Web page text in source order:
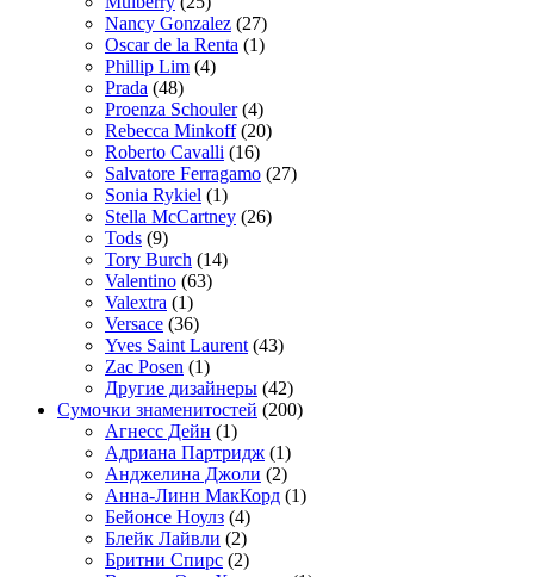
Nancy Gonzalez (27)
Oscar de la Renta (1)
Phillip Lim (4)
Prada (48)
Proenza Schouler(4)
Rebecca Minkoff(20)
Roberto Cavalli (16)
Salvatore Ferragamo (27)
Sonia Rykiel (1)
Stella McCartney (26)
Tods (9)
Tory Burch (14)
Valentino (63)
Valextra (1)
Versace (36)
Yves Saint Laurent (43)
Zac Posen (1)
Другие дизайнеры (42)
Сумочки знаменитостей (200)
Агнесс Дейн (1)
Адриана Партридж (1)
Анджелина Джоли (2)
Анна-Линн МакКорд (1)
Бейонсе Ноулз (4)
Блейк Лайвли (2)
Бритни Спирс (2)